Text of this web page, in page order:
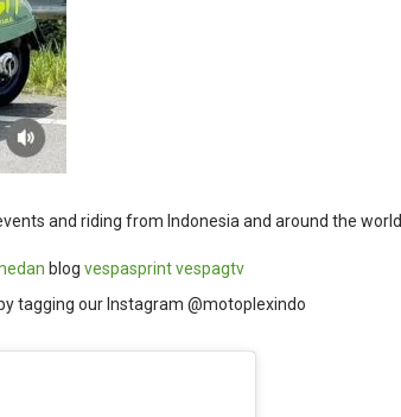
and riding from Indonesia and around the world
blog vespasprint vespagtv
tagging our Instagram @motoplexindo